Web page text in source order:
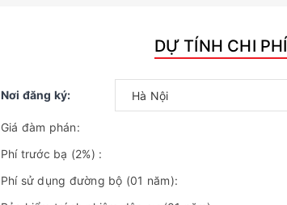
DỰ TÍNH CHI PHÍ
Nơi đăng ký:
Giá đàm phán:
Phí trước bạ (2%) :
Phí sử dụng đường bộ (01 năm):